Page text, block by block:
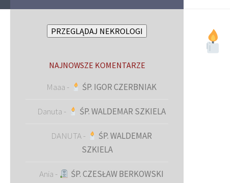
PRZEGLĄDAJ NEKROLOGI
NAJNOWSZE KOMENTARZE
Maaa - ŚP. IGOR CZERBNIAK
Danuta - ŚP. WALDEMAR SZKIELA
DANUTA-
ŚP. WALDEMAR
SZKIELA
Ania - ŚP. CZESŁAW BERKOWSKI